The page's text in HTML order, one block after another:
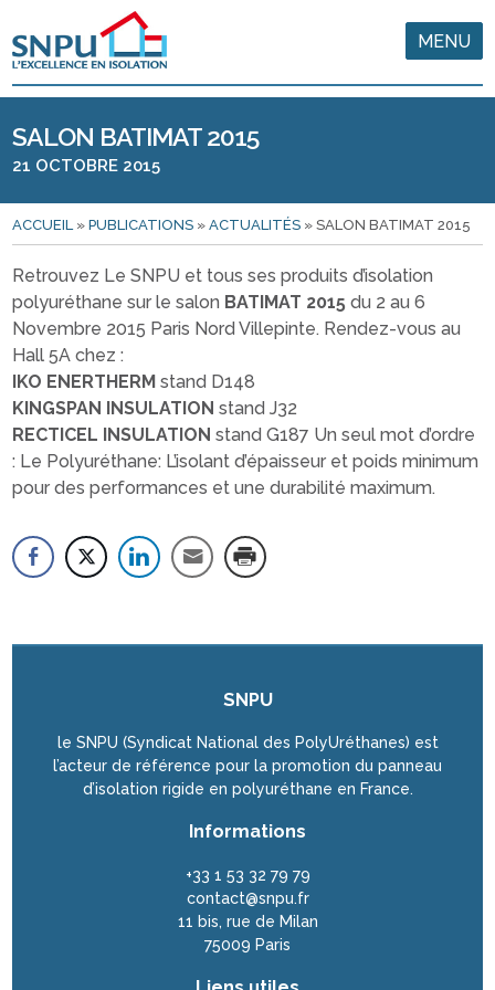
MENU
SALON BATIMAT 2015
21 OCTOBRE 2015
ACCUEIL»PUBLICATIONS »ACTUALITÉS »SALON BATIMAT 2015
Retrouvez Le SNPU et tous ses produits d’isolation
polyuréthane sur le salon BATIMAT 2015 du 2 au 6
Novembre 2015 Paris Nord Villepinte. Rendez-vous au
Hall 5A chez :
IKO ENERTHERMstand D148
KINGSPAN INSULATION stand J32
RECTICEL INSULATION stand G187 Un seul mot d’ordre
: Le Polyuréthane: L’isolant d’épaisseur et poids minimum
pour des performances et une durabilité maximum.
SNPU
le SNPU (Syndicat National des PolyUréthanes) est
l’acteur de référence pour la promotion du panneau
d’isolation rigide en polyuréthane en France.
Informations
+33 1 53 32 79 79
contact@snpu.fr
11 bis, rue de Milan
75009 Paris